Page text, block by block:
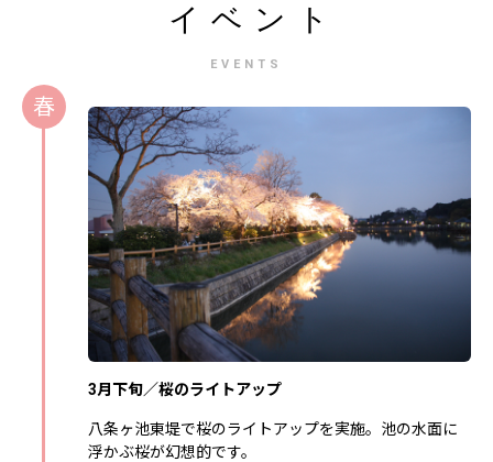
イベント
EVENTS
春
3月下旬／桜のライトアップ
八条ヶ池東堤で桜のライトアップを実施。池の水面に
浮かぶ桜が幻想的です。